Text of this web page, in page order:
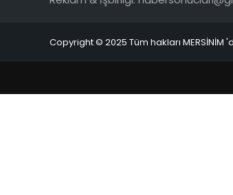
Copyright © 2025 Tüm hakları MERSİNİM